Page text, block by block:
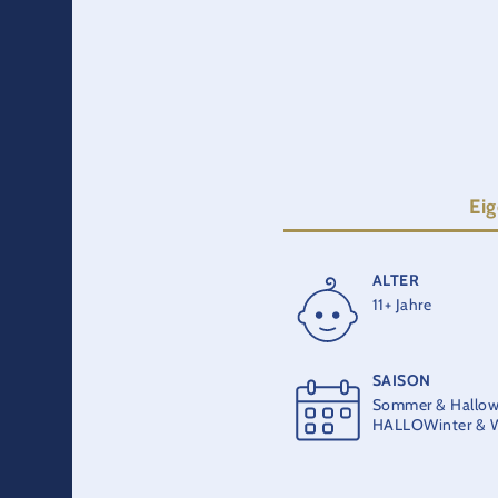
ALTER
11+ Jahre
SAISON
Sommer &
HALLOWinter &
FAHRTZEIT
3 Min.
130 km/h